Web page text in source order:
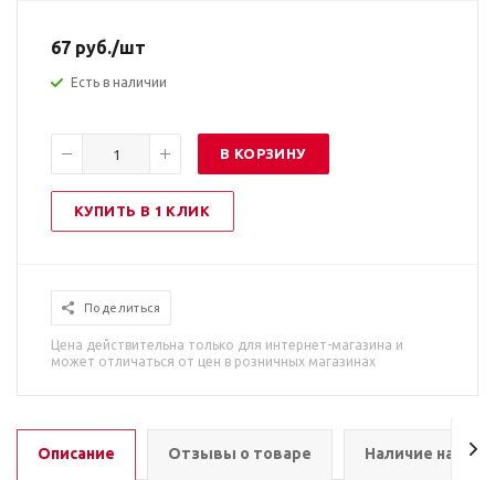
67 руб./шт
Есть в наличии
В КОРЗИНУ
КУПИТЬ В 1 КЛИК
Поделиться
Цена действительна только для интернет-магазина и
может отличаться от цен в розничных магазинах
Описание Отзывы о товаре Наличие на